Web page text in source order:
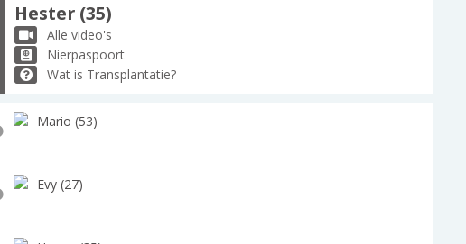
Hester (35)
Alle video's
Nierpaspoort
Wat is Transplantatie?
Mario (53)
Evy (27)